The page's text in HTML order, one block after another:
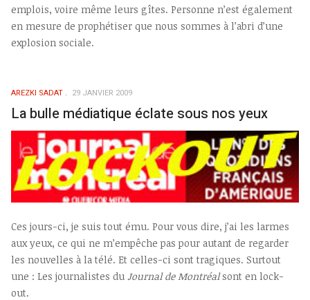
emplois, voire même leurs gîtes. Personne n’est également
en mesure de prophétiser que nous sommes à l’abri d’une
explosion sociale.
AREZKI SADAT 29 JANVIER 2009
La bulle médiatique éclate sous nos yeux
Ces jours-ci, je suis tout ému. Pour vous dire, j’ai les larmes
aux yeux, ce qui ne m’empêche pas pour autant de regarder
les nouvelles à la télé. Et celles-ci sont tragiques. Surtout
une : Les journalistes du Journal de Montréalsont en lock-
out.